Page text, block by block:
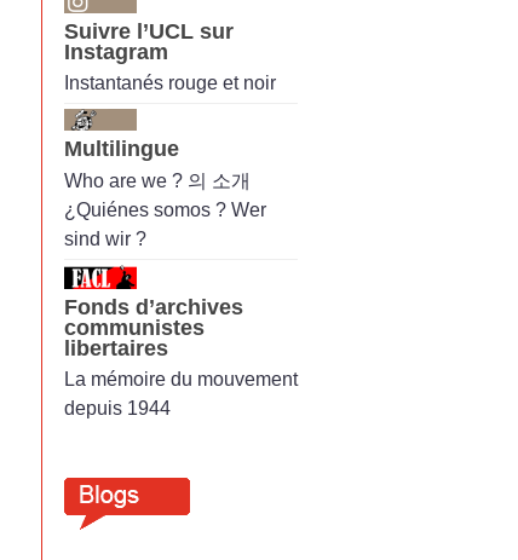
Suivre l’UCL sur
Instagram
Instantanés rouge et noir
Multilingue
Who are we ? 의 소개
¿Quiénes somos ? Wer
sind wir ?
Fonds d’archives
communistes
libertaires
La mémoire du mouvement
depuis 1944